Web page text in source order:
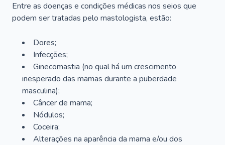
Entre as doenças e condições médicas nos seios que
podem ser tratadas pelo mastologista, estão:
Dores;
Infecções;
Ginecomastia (no qual há um crescimento
inesperado das mamas durante a puberdade
masculina);
Câncer de mama;
Nódulos;
Coceira;
Alterações na aparência da mama e/ou dos